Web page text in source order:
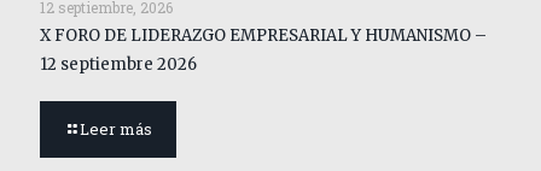
12 septiembre, 2026
X FORO DE LIDERAZGO EMPRESARIAL Y HUMANISMO –
12 septiembre 2026
Leer más